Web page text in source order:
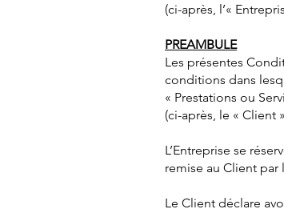
(ci-après, l’«
PREAMBULE
Les présentes
conditions dans
« Prestations ou
(ci-après, le « Client
L’Entreprise se
remise au Client par
Le Client déclare